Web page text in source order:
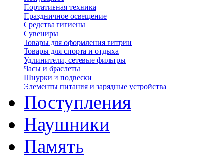
Портативная техника
Праздничное освещение
Средства гигиены
Сувениры
Товары для оформления витрин
Товары для спорта и отдыха
Удлинители, сетевые фильтры
Часы и браслеты
Шнурки и подвески
Элементы питания и зарядные устройства
Поступления
Наушники
Память